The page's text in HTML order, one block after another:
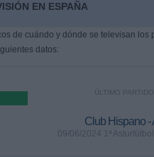
EN ESPAÑA
de cuándo y dónde se televisan los
datos:
ÚLTIMO
Club Hispano -
09/06/2024 1ª